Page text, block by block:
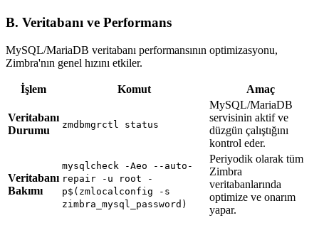
B. Veritabanı ve Performans
MySQL/MariaDB veritabanı performansının optimizasyonu,
Zimbra'nın genel hızını etkiler.
İşlem Komut Amaç
Veritabanı
Durumu
zmdbmgrctl status
MySQL/MariaDB
servisinin aktif ve
düzgün çalıştığını
kontrol eder.
Veritabanı
Bakımı
mysqlcheck -Aeo --auto-
repair -u root -
p$(zmlocalconfig -s
zimbra_mysql_password)
Periyodik olarak tüm
Zimbra
veritabanlarında
optimize ve onarım
yapar.